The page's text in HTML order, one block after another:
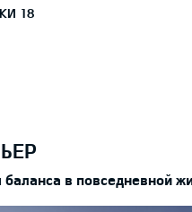
18
баланса в повседневной